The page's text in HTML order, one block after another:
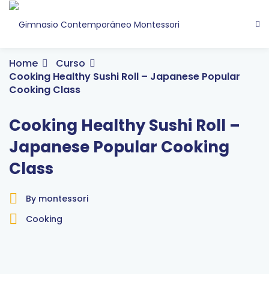
Home
Curso
Cooking Healthy Sushi Roll – Japanese Popular
Cooking Class
Cooking Healthy Sushi Roll –
Japanese Popular Cooking
Class
By montessori
Cooking